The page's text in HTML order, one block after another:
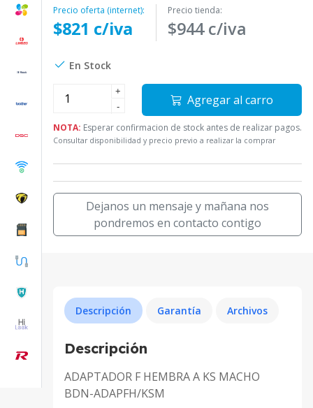
Precio oferta (internet):
$821 c/iva
Precio tienda:
$944 c/iva
En Stock
+
-
Agregar al carro
NOTA: Esperar confirmacion de stock antes de realizar pagos.
Consultar disponibilidad y precio previo a realizar la comprar
Dejanos un mensaje y mañana nos
pondremos en contacto contigo
Descripción Garantía Archivos
Descripción
ADAPTADOR F HEMBRA A KS MACHO
BDN-ADAPFH/KSM